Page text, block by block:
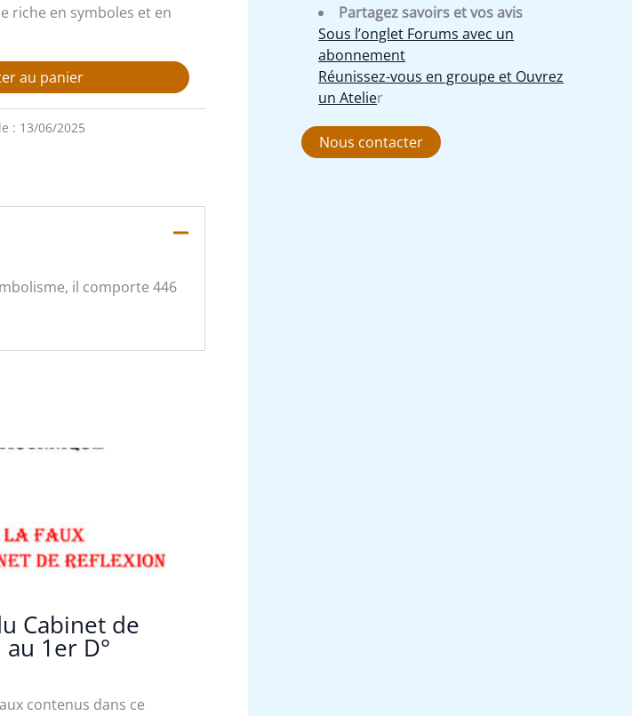
riche en symboles et en
au panier
: 13/06/2025
il comporte 446
Cabinet de
1er D°
contenus dans ce
Partagez savoirs et vos avis
Sous l’onglet Forums avec un
abonnement
Réunissez-vous en groupe et Ouvrez
un Atelier
Nous contacter